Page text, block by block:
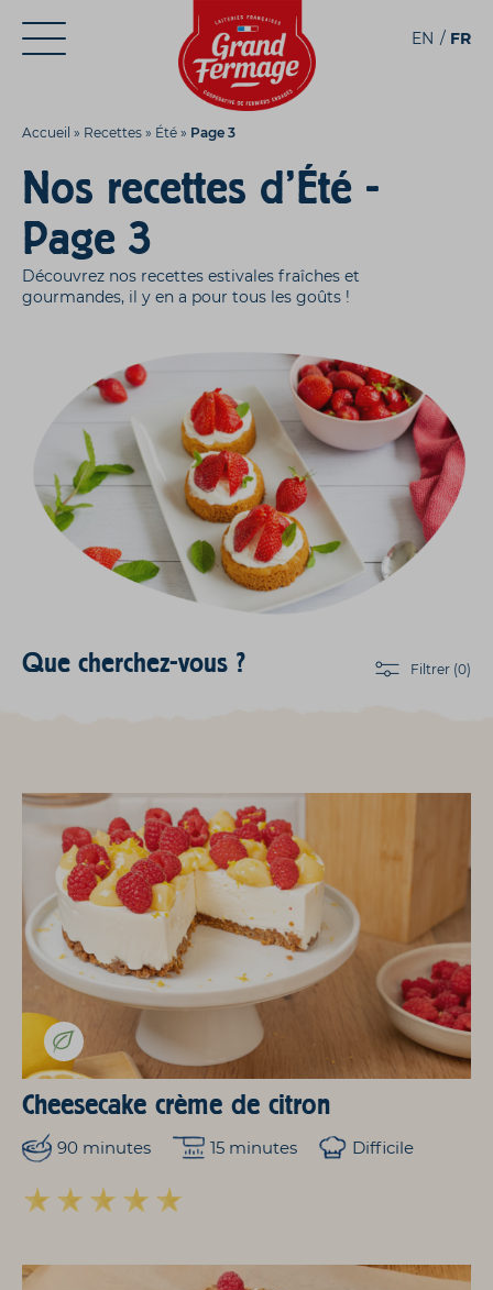
Aller
au
menu
Aller au
contenu
EN FR
Accueil » Recettes » Été » Page 3
Nos recettes d'Été -
Page 3
Découvrez nos recettes estivales fraîches et
gourmandes, il y en a pour tous les goûts !
Que cherchez-vous ? Filtrer (0)
Cheesecake crème de citron
90 minutes 15 minutes Difficile